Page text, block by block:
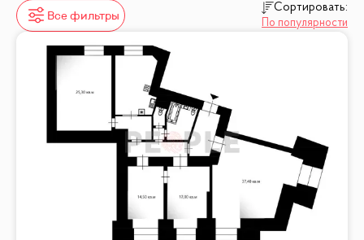
Все фильтры
Сортировать:
По популярности